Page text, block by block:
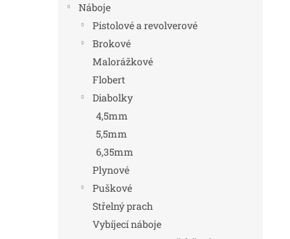
Náboje
Pistolové a revolverové
Brokové
Malorážkové
Flobert
Diabolky
4,5mm
5,5mm
6,35mm
Plynové
Puškové
Střelný prach
Vybíjecí náboje